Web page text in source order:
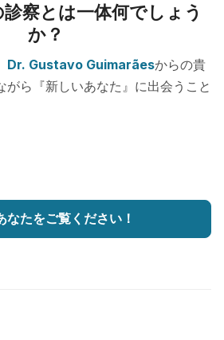
察とは一体何でしょう
か？
Dr. Gustavo Guimarãesからの貴
がら『新しいあなた』に出会うこと
なたをご覧ください！